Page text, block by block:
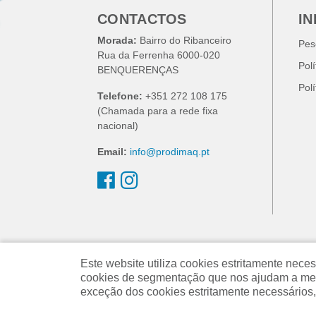
CONTACTOS
Morada: Bairro do Ribanceiro
Rua da Ferrenha 6000-020
BENQUERENÇAS
Telefone: +351 272 108 175
(Chamada para a rede fixa
nacional)
Email: info@prodimaq.pt
Este website utiliza cookies estritamente
cookies de segmentação que nos ajudam a
exceção dos cookies estritamente